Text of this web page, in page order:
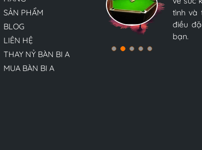
SẢN PHẨM
BLOG
LIÊN HỆ
THAY NỶ BÀN BI A
MUA BÀN BI A
nữa và
Nam,
tình và
điều
bạn.
tình và
điều
bạn.
bàn bi-
bàn bi-